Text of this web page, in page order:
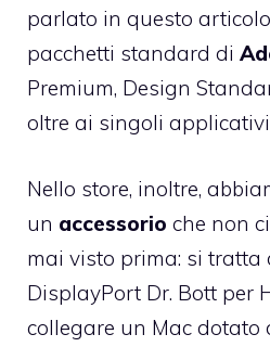
parlato in questo articolo
pacchetti standard di
Premium, Design
oltre ai singoli
Nello store, inoltre,
un accessorio che non
mai visto prima: si tratta
DisplayPort Dr. Bott per
collegare un Mac